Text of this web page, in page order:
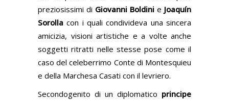
preziosissimi di Giovanni Boldini e Joaquín
Sorolla con i quali condivideva una sincera
amicizia, visioni artistiche e a volte anche
soggetti ritratti nelle stesse pose come il
caso del celeberrimo Conte di Montesquieu
e della Marchesa Casati con il levriero.
Secondogenito di un diplomatico principe